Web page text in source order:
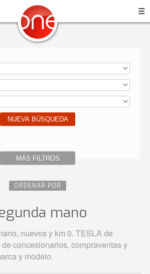
☰
NUEVA BÚSQUEDA
MÁS FILTROS
ORDENAR POR
mano
nuevos y km 0. TESLA de
concesionarios, compraventas y
y modelo.